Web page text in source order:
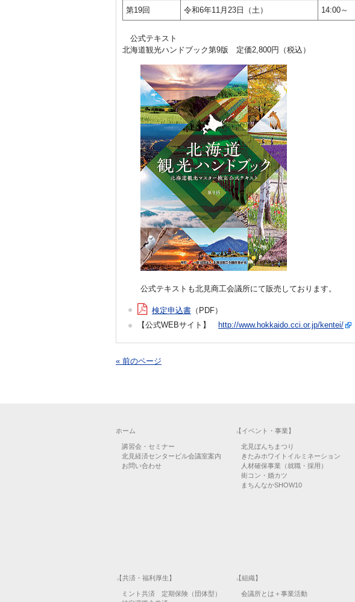
第19回 令和6年11月23日（土） 14:00～
公式テキスト
北海道観光ハンドブック第9版 定価2,800円（税込）
公式テキストも北見商工会議所にて販売しております。
検定申込書 （PDF）
【公式WEBサイト】
http://www.hokkaido.cci.or.jp/kentei/
« 前のページ
ホーム
講習会・セミナー
北見経済センタービル会議室案内
お問い合わせ
【イベント・事業】
北見ぼんちまつり
きたみホワイトイルミネーション
人材確保事業（就職・採用）
街コン・婚カツ
まちんなかSHOW10
【共済・福利厚生】
ミント共済 定期保険（団体型）
【組織】
会議所とは＋事業活動